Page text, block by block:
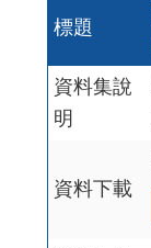
標題
資料集說
明
資料下載